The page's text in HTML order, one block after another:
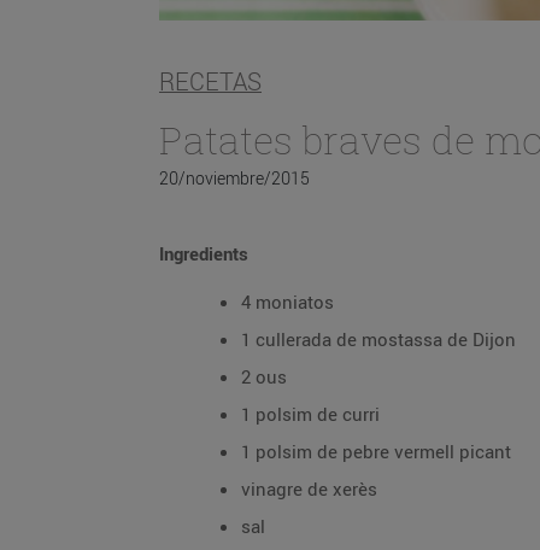
RECETAS
Patates braves de
20/noviembre/2015
Ingredients
4 moniatos
1 cullerada de mostassa de Dijon
2 ous
1 polsim de curri
1 polsim de pebre vermell picant
vinagre de xerès
sal